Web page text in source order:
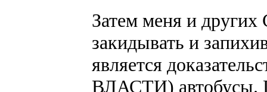
Затем меня и
закидывать и
является
ВЛАСТИ) автобусы.